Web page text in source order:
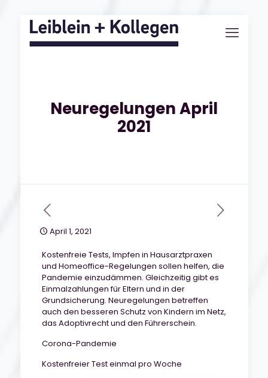
Neuregelungen April
2021
April 1, 2021
Kostenfreie Tests, Impfen in Hausarztpraxen
und Homeoffice-Regelungen sollen helfen, die
Pandemie einzudämmen. Gleichzeitig gibt es
Einmalzahlungen für Eltern und in der
Grundsicherung. Neuregelungen betreffen
auch den besseren Schutz von Kindern im Netz,
das Adoptivrecht und den Führerschein.
Corona-Pandemie
Kostenfreier Test einmal pro Woche